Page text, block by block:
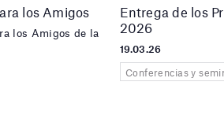
los Amigos
los Amigos de la
Entrega de los
2026
19.03.26
Conferencias y